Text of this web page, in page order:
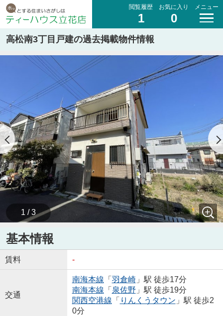
閲覧履歴
1
お気に入り
0
メニュー
高松南3丁目戸建の過去掲載物件情報
1 / 3
基本情報
賃料 -
交通
南海本線 「 羽倉崎」駅 徒歩17分
南海本線 「 泉佐野 」駅 徒歩19分
関西空港線 「 りんくうタウン 」駅 徒歩2
0分